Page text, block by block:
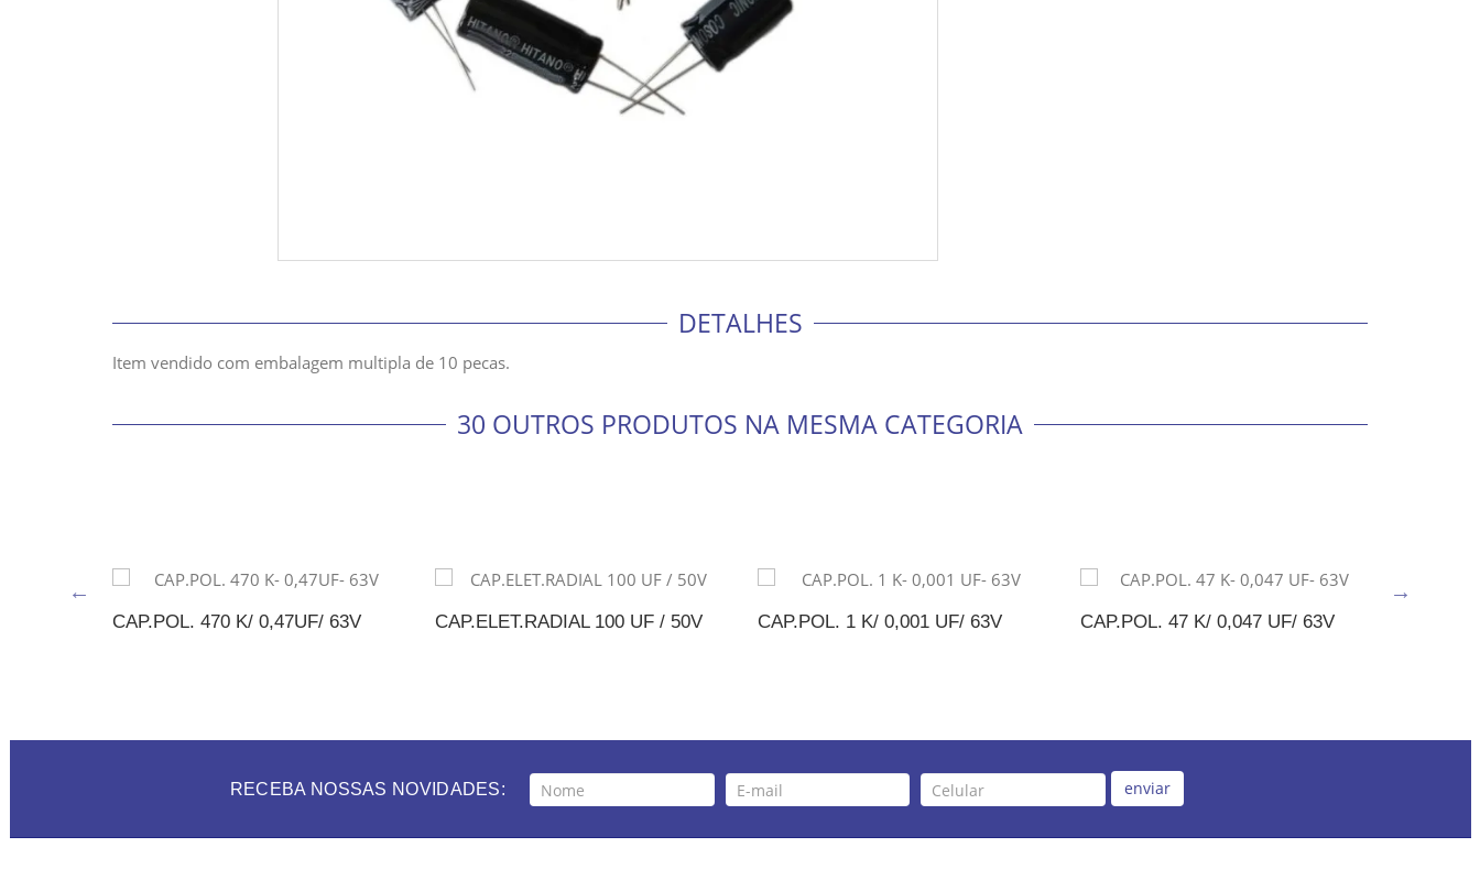
DETALHES
Item vendido com embalagem multipla de 10 pecas.
30 OUTROS PRODUTOS NA MESMA CATEGORIA
CAP.POL. 470 K/ 0,47UF/ 63V CAP.ELET.RADIAL 100 UF / 50V CAP.POL. 1 K/ 0,001 UF/ 63V CAP.POL. 47 K/ 0,047 UF/ 63V
RECEBA NOSSAS NOVIDADES: enviar